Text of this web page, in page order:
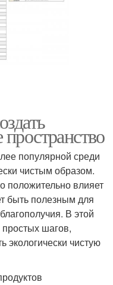
пространство
популярной среди
чистым образом.
положительно влияет
быть полезным для
В этой
шагов,
экологически чистую